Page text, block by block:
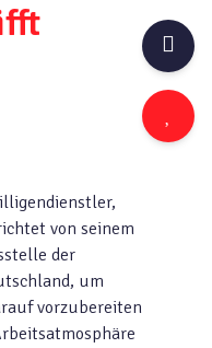
von seinem
der
um
vorzubereiten